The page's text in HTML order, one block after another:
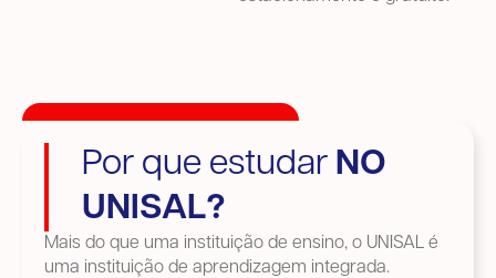
Por que estudar NO
UNISAL?
Mais do que uma instituição de ensino, o UNISAL é
uma instituição de aprendizagem integrada.